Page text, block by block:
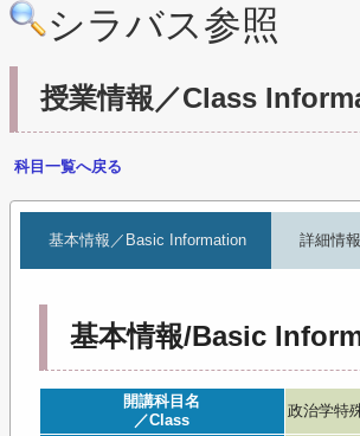
シラバス参照
授業情報／Class
科目一覧へ戻る
基本情報／Basic Information 詳細情
基本情報/Basic
開講科目名
／Class
政治学特